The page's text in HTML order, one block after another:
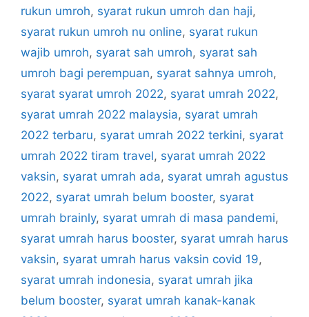
rukun umroh, syarat rukun umroh dan haji,
syarat rukun umroh nu online, syarat rukun
wajib umroh, syarat sah umroh, syarat sah
umroh bagi perempuan, syarat sahnya umroh,
syarat syarat umroh 2022, syarat umrah 2022,
syarat umrah 2022 malaysia, syarat umrah
2022 terbaru, syarat umrah 2022 terkini, syarat
umrah 2022 tiram travel, syarat umrah 2022
vaksin, syarat umrah ada, syarat umrah agustus
2022, syarat umrah belum booster, syarat
umrah brainly, syarat umrah di masa pandemi,
syarat umrah harus booster, syarat umrah harus
vaksin, syarat umrah harus vaksin covid 19,
syarat umrah indonesia, syarat umrah jika
belum booster, syarat umrah kanak-kanak